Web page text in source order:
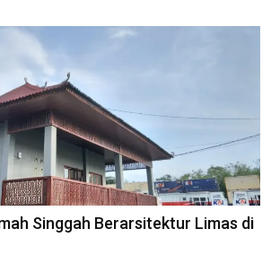
Singgah Berarsitektur Limas di